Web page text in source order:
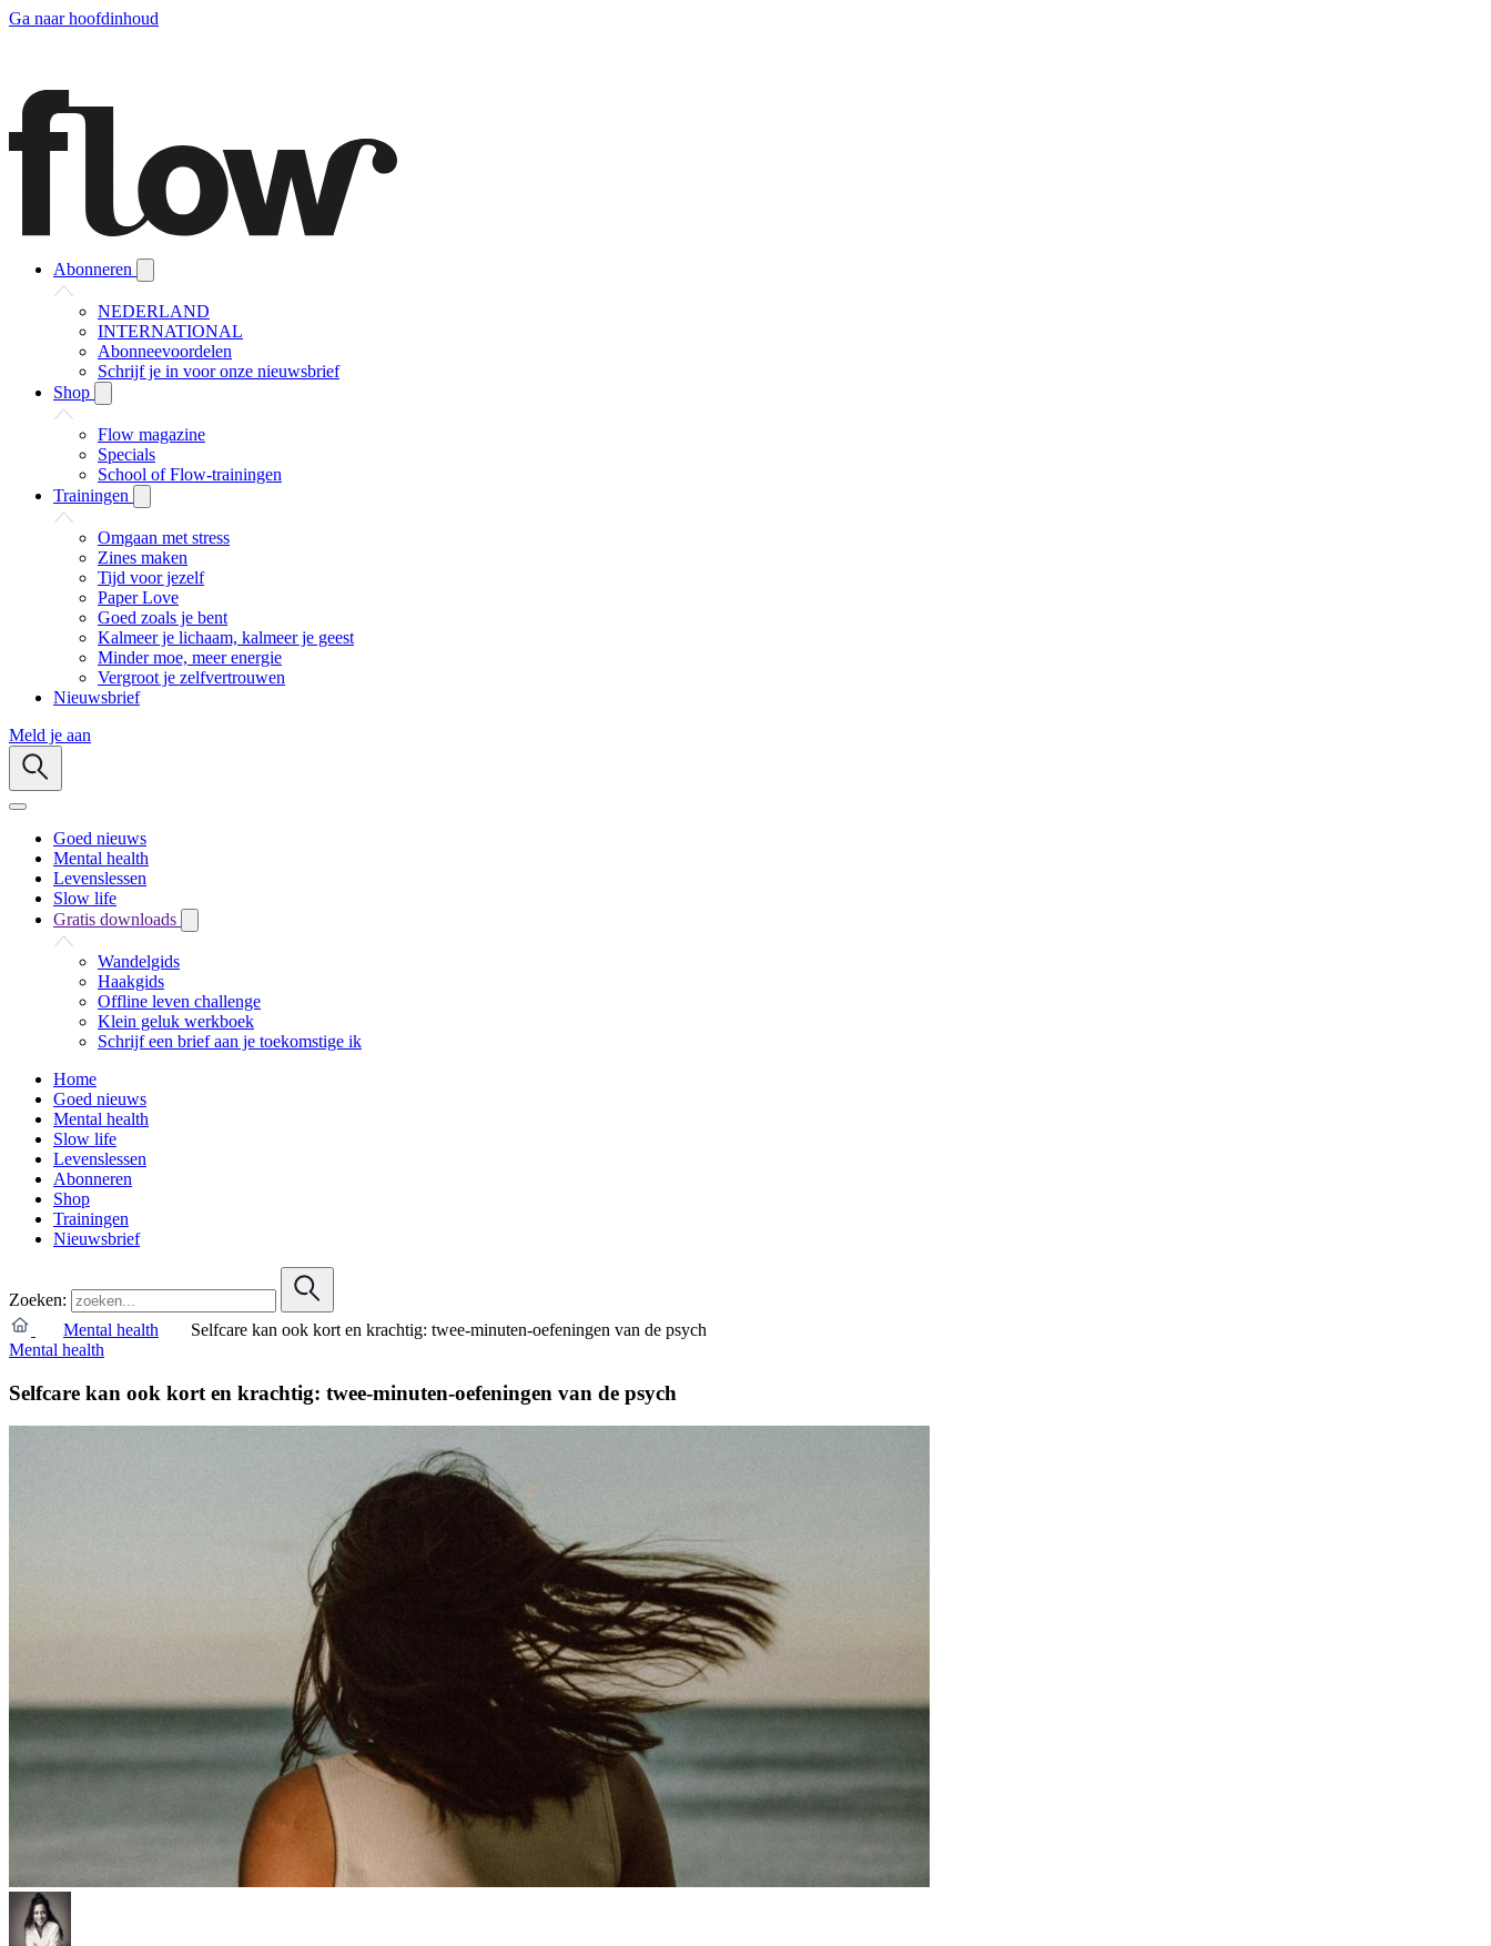
Ga naar hoofdinhoud
Abonneren
NEDERLAND
INTERNATIONAL
Abonneevoordelen
Schrijf je in voor onze nieuwsbrief
Shop
Flow magazine
Specials
School of Flow-trainingen
Trainingen
Omgaan met stress
Zines maken
Tijd voor jezelf
Paper Love
Goed zoals je bent
Kalmeer je lichaam, kalmeer je geest
Minder moe, meer energie
Vergroot je zelfvertrouwen
Nieuwsbrief
Meld je aan
Goed nieuws
Mental health
Levenslessen
Slow life
Gratis downloads
Wandelgids
Haakgids
Offline leven challenge
Klein geluk werkboek
Schrijf een brief aan je toekomstige ik
Home
Goed nieuws
Mental health
Slow life
Levenslessen
Abonneren
Shop
Trainingen
Nieuwsbrief
Zoeken:
Mental health
Selfcare kan ook kort en krachtig: twee-minuten-oefeningen van de psych
Mental health
Selfcare kan ook kort en krachtig: twee-minuten-oefeningen van de psych